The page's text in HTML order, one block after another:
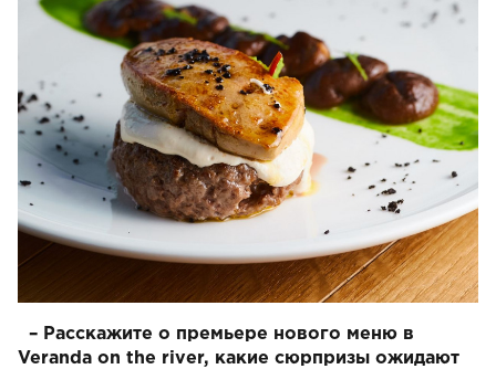
– Расскажите о премьере нового меню в
Veranda on the river, какие сюрпризы ожидают